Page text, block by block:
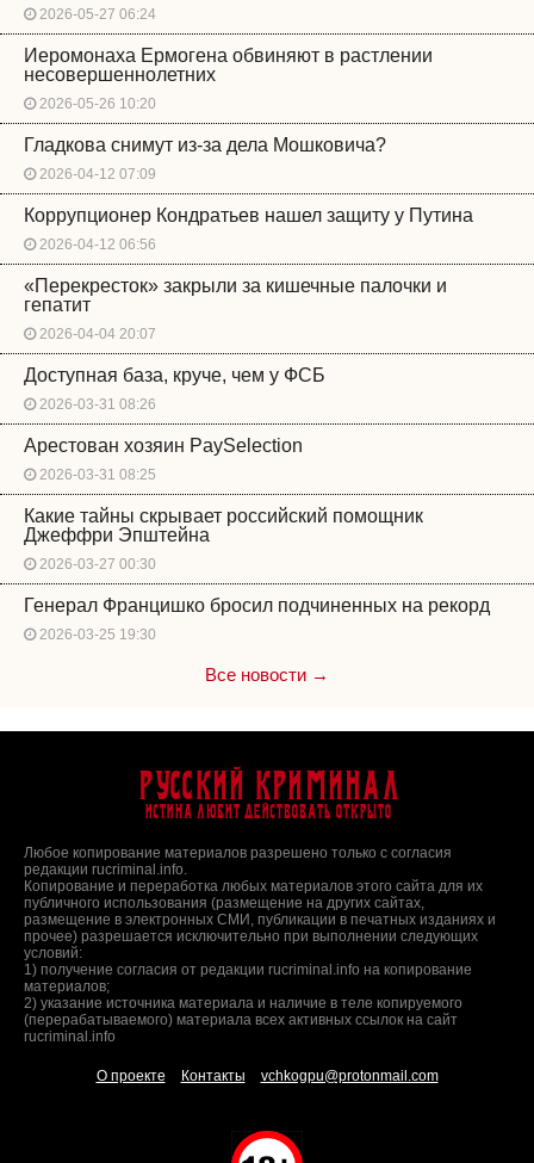
2026-05-27 06:24
Иеромонаха Ермогена обвиняют в растлении
несовершеннолетних
2026-05-26 10:20
Гладкова снимут из-за дела Мошковича?
2026-04-12 07:09
Коррупционер Кондратьев нашел защиту у Путина
2026-04-12 06:56
«Перекресток» закрыли за кишечные палочки и
гепатит
2026-04-04 20:07
Доступная база, круче, чем у ФСБ
2026-03-31 08:26
Арестован хозяин PaySelection
2026-03-31 08:25
Какие тайны скрывает российский помощник
Джеффри Эпштейна
2026-03-27 00:30
Генерал Францишко бросил подчиненных на рекорд
2026-03-25 19:30
Все новости →
Русский Криминал
Истина любит действовать открыто
Любое копирование материалов разрешено только с согласия
редакции rucriminal.info.
Копирование и переработка любых материалов этого сайта для их
публичного использования (размещение на других сайтах,
размещение в электронных СМИ, публикации в печатных изданиях и
прочее) разрешается исключительно при выполнении следующих
условий:
1) получение согласия от редакции rucriminal.info на копирование
материалов;
2) указание источника материала и наличие в теле копируемого
(перерабатываемого) материала всех активных ссылок на сайт
rucriminal.info
О проекте Контакты vchkogpu@protonmail.com